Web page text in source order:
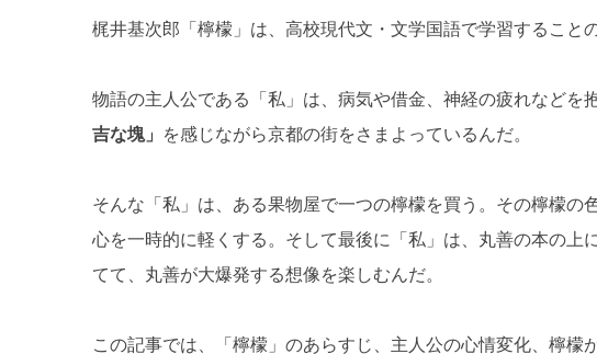
梶井基次郎「檸檬」は、高校現代文・文学国語で学習すること
物語の主人公である「私」は、病気や借金、神経の疲れなどを
吉な塊」
を感じながら京都の街をさまよっているんだ。
そんな「私」は、ある果物屋で一つの檸檬を買う。その檸檬の
心を一時的に軽くする。そして最後に「私」は、丸善の本の上
てて、丸善が大爆発する想像を楽しむんだ。
この記事では、「檸檬」のあらすじ、主人公の心情変化、檸檬